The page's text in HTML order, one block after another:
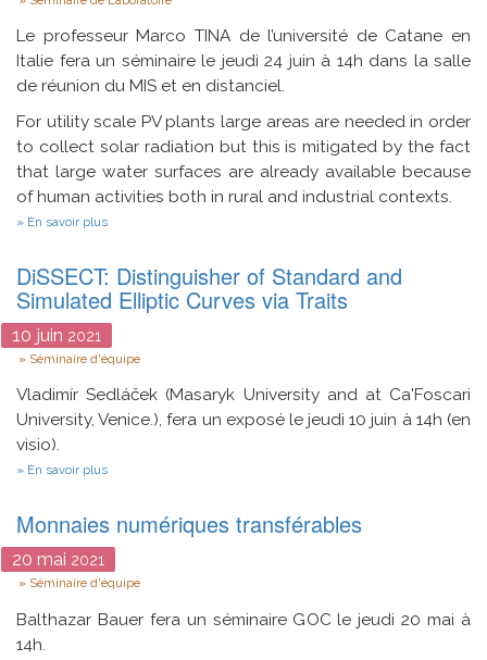
Le professeur Marco TINA de l’université de Catane en
Italie fera un séminaire le jeudi 24 juin à 14h dans la salle
de réunion du MIS et en distanciel.
For utility scale PV plants large areas are needed in order
to collect solar radiation but this is mitigated by the fact
that large water surfaces are already available because
of human activities both in rural and industrial contexts.
En savoir plus
intrinsically
distributed.
Therefore,
best
to
use
it
integrated
with
the
or
structures
DiSSECT: Distinguisher of Standard and
Simulated Elliptic Curves via Traits
10 juin 2021
Type
Séminaire d'équipe
Vladimír Sedláček (Masaryk University and at Ca'Foscari
University, Venice.), fera un exposé le jeudi 10 juin à 14h (en
visio).
En savoir plus
of
Standard
Simulated
Elliptic
via
Monnaies numériques transférables
20 mai 2021
Type
Séminaire d'équipe
Balthazar Bauer fera un séminaire GOC le jeudi 20 mai à
14h.